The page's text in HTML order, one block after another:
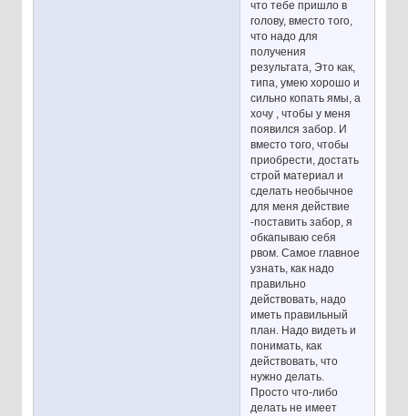
что тебе пришло в
голову, вместо того,
что надо для
получения
результата, Это как,
типа, умею хорошо и
сильно копать ямы, а
хочу , чтобы у меня
появился забор. И
вместо того, чтобы
приобрести, достать
строй материал и
сделать необычное
для меня действие
-поставить забор, я
обкапываю себя
рвом. Самое главное
узнать, как надо
правильно
действовать, надо
иметь правильный
план. Надо видеть и
понимать, как
действовать, что
нужно делать.
Просто что-либо
делать не имеет